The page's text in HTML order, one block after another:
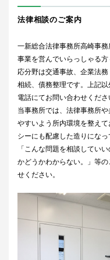
法律相談のご案内
一新総合法律事務所高崎事
事業を営んでいらっしゃる
応分野は交通事故、企業法
相続、債務整理です。上記
電話にてお問い合わせくださ
当事務所では、法律事務所
やすいよう所内環境を整え
シーにも配慮した造りにな
「こんな問題を相談してい
かどうかわからない。」等
せください。